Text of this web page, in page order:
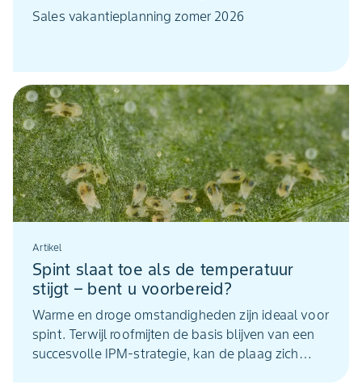
Sales vakantieplanning zomer 2026
Artikel
Spint slaat toe als de temperatuur
stijgt – bent u voorbereid?
Warme en droge omstandigheden zijn ideaal voor
spint. Terwijl roofmijten de basis blijven van een
succesvolle IPM-strategie, kan de plaag zich